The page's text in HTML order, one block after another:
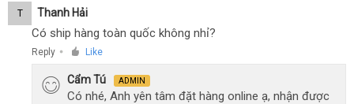
T Thanh Hải
Có ship hàng toàn quốc không nhỉ?
Reply ● Like
Cẩm Tú ADMIN
Có nhé, Anh yên tâm đặt hàng online ạ, nhận được